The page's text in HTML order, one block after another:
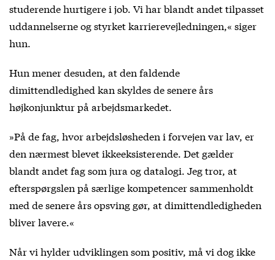
studerende hurtigere i job. Vi har blandt andet tilpasset
uddannelserne og styrket karrierevejledningen,« siger
hun.
Hun mener desuden, at den faldende
dimittendledighed kan skyldes de senere års
højkonjunktur på arbejdsmarkedet.
»På de fag, hvor arbejdsløsheden i forvejen var lav, er
den nærmest blevet ikkeeksisterende. Det gælder
blandt andet fag som jura og datalogi. Jeg tror, at
efterspørgslen på særlige kompetencer sammenholdt
med de senere års opsving gør, at dimittendledigheden
bliver lavere.«
Når vi hylder udviklingen som positiv, må vi dog ikke